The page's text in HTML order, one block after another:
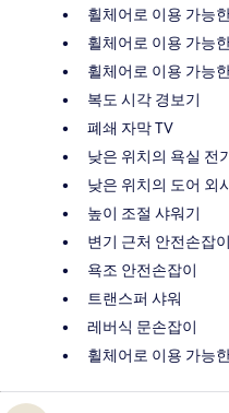
휠체어로 이용 가능
휠체어로 이용 가능
휠체어로 이용 가능
복도 시각 경보기
폐쇄 자막 TV
낮은 위치의 욕실 전
낮은 위치의 도어 외
높이 조절 샤워기
변기 근처 안전손잡이
욕조 안전손잡이
트랜스퍼 샤워
레버식 문손잡이
휠체어로 이용 가능